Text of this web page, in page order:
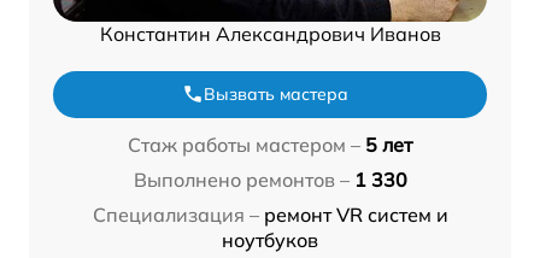
Константин Александрович Иванов
Вызвать мастера
Стаж работы мастером – 5 лет
Выполнено ремонтов – 1 330
Специализация – ремонт VR систем и
ноутбуков